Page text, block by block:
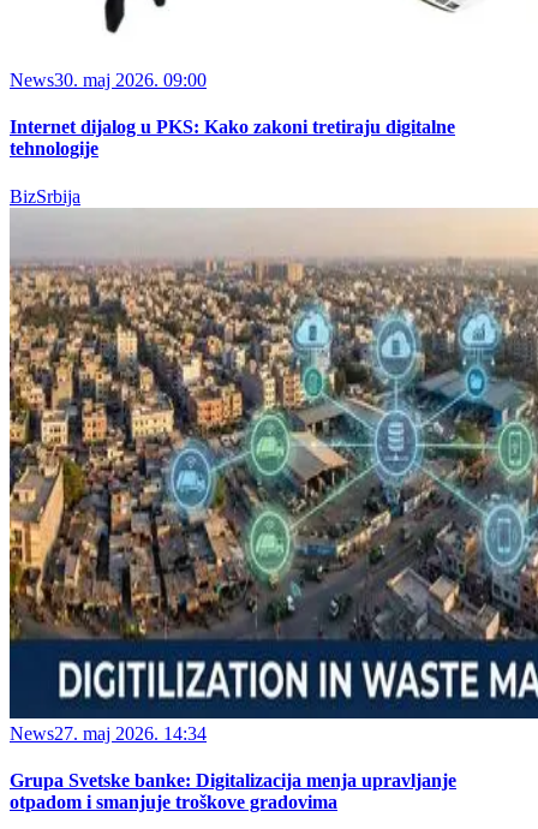
News30. maj 2026. 09:00
Internet dijalog u PKS: Kako zakoni tretiraju digitalne
tehnologije
BizSrbija
News27. maj 2026. 14:34
Grupa Svetske banke: Digitalizacija menja upravljanje
otpadom i smanjuje troškove gradovima